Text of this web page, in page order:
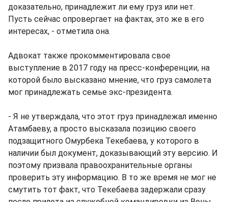
доказательно, принадлежит ли ему груз или нет.
Пусть сейчас опровергает на фактах, это же в его
интересах, - отметила она.
Адвокат также прокомментировала свое
выступление в 2017 году на пресс-конференции, на
которой было высказано мнение, что груз самолета
мог принадлежать семье экс-президента.
- Я не утверждала, что этот груз принадлежал именно
Атамбаеву, а просто высказала позицию своего
подзащитного Омурбека Текебаева, у которого в
наличии был документ, доказывающий эту версию. И
поэтому призвала правоохранительные органы
проверить эту информацию. В то же время не мог не
смутить тот факт, что Текебаева задержали сразу